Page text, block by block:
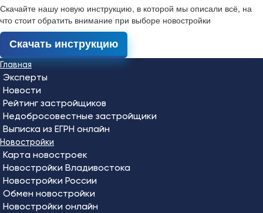
Скачайте нашу новую инструкцию, в которой мы описали всё, на
что стоит обратить внимание при выборе новостройки
Скачать инструкцию
Главная
Эксперты
Новости
Рейтинг застройщиков
Недобросовестные застройщики
Выписка из ЕГРН онлайн
Новостройки
Карта новостроек
Новостройки Владивостока
Новостройки России
Обмен новостройки
Новостройки онлайн